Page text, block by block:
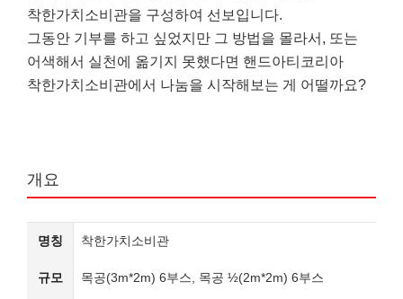
착한가치소비관을 구성하여 선보입니다.
그동안 기부를 하고 싶었지만 그 방법을 몰라서, 또는
어색해서 실천에 옮기지 못했다면 핸드아티코리아
착한가치소비관에서 나눔을 시작해보는 게 어떨까요?
개요
명칭 착한가치소비관
규모 목공(3m*2m) 6부스, 목공 ½(2m*2m) 6부스